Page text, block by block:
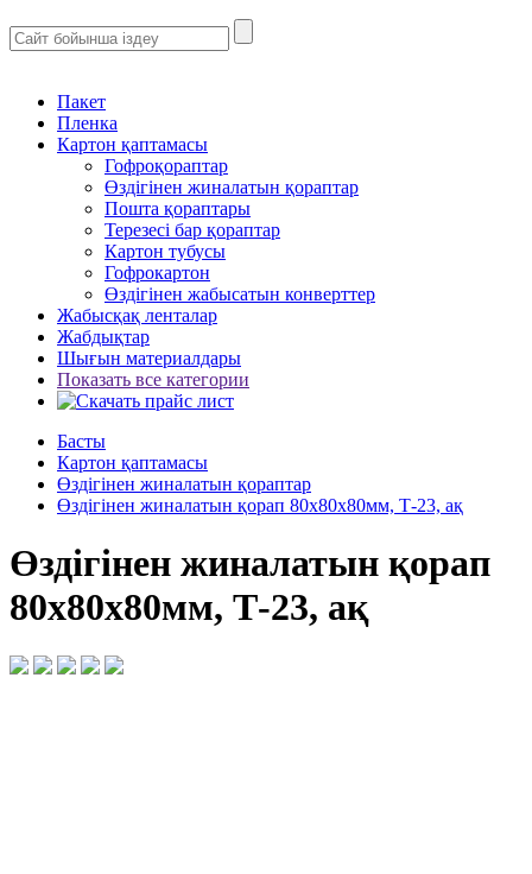
Пакет
Пленка
Картон қаптамасы
Гофроқораптар
Өздігінен жиналатын қораптар
Пошта қораптары
Терезесі бар қораптар
Картон тубусы
Гофрокартон
Өздігінен жабысатын конверттер
Жабысқақ ленталар
Жабдықтар
Шығын материалдары
Показать все категории
Басты
Картон қаптамасы
Өздігінен жиналатын қораптар
Өздігінен жиналатын қорап 80х80х80мм, Т-23, ақ
Өздігінен жиналатын қорап
80х80х80мм, Т-23, ақ